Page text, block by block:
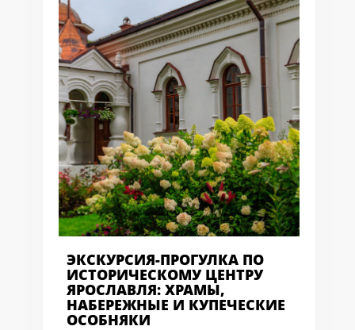
ЭКСКУРСИЯ-ПРОГУЛКА ПО
ИСТОРИЧЕСКОМУ ЦЕНТРУ
ЯРОСЛАВЛЯ: ХРАМЫ,
НАБЕРЕЖНЫЕ И КУПЕЧЕСКИЕ
ОСОБНЯКИ